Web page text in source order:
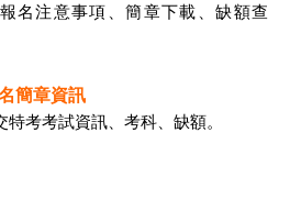
名注意事項、簡章下載、缺額查
簡章資訊
特考考試資訊、考科、缺額。